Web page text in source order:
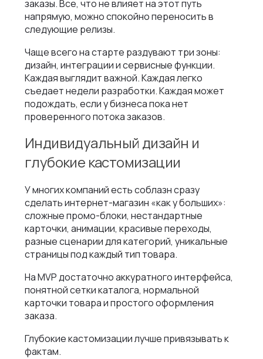
заказы. Все, что не влияет на этот путь
напрямую, можно спокойно переносить в
следующие релизы.
Чаще всего на старте раздувают три зоны:
дизайн, интеграции и сервисные функции.
Каждая выглядит важной. Каждая легко
съедает недели разработки. Каждая может
подождать, если у бизнеса пока нет
проверенного потока заказов.
Индивидуальный дизайн и
глубокие кастомизации
У многих компаний есть соблазн сразу
сделать интернет-магазин «как у больших»:
сложные промо-блоки, нестандартные
карточки, анимации, красивые переходы,
разные сценарии для категорий, уникальные
страницы под каждый тип товара.
На MVP достаточно аккуратного интерфейса,
понятной сетки каталога, нормальной
карточки товара и простого оформления
заказа.
Глубокие кастомизации лучше привязывать к
фактам.